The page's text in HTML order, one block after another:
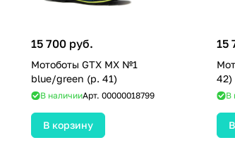
15 700 руб.
Мотоботы GTX MX №1
blue/green (р. 41)
В наличииАрт. 00000018799
В корзину
15
42)
В